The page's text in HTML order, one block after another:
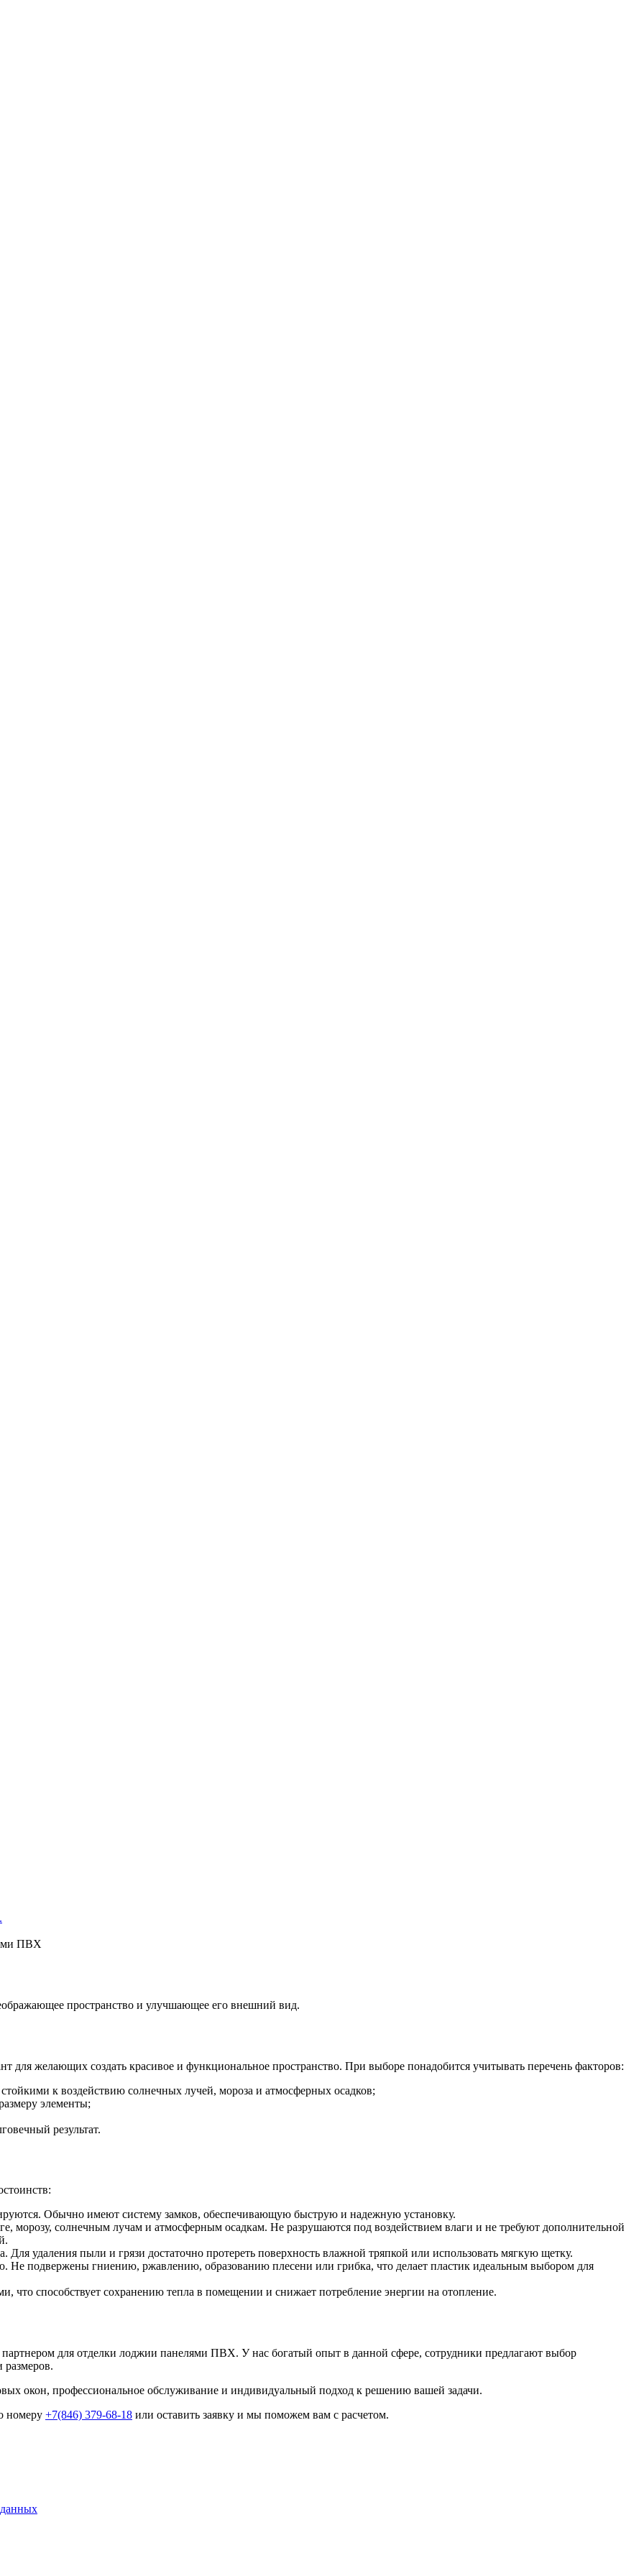
.
ПВХ
пространство и улучшающее его внешний вид.
желающих создать красивое и функциональное пространство. При выборе понадобится учитывать перечень факторов:
к воздействию солнечных лучей, мороза и атмосферных осадков;
элементы;
результат.
Обычно имеют систему замков, обеспечивающую быструю и надежную установку.
морозу, солнечным лучам и атмосферным осадкам. Не разрушаются под воздействием влаги и не требуют дополнительной
Для удаления пыли и грязи достаточно протереть поверхность влажной тряпкой или использовать мягкую щетку.
Не подвержены гниению, ржавлению, образованию плесени или грибка, что делает пластик идеальным выбором для
что способствует сохранению тепла в помещении и снижает потребление энергии на отопление.
для отделки лоджии панелями ПВХ. У нас богатый опыт в данной сфере, сотрудники предлагают выбор
размеров.
окон, профессиональное обслуживание и индивидуальный подход к решению вашей задачи.
номеру +7(846) 379-68-18 или оставить заявку и мы поможем вам с расчетом.